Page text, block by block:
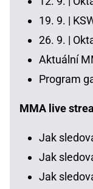
19. 9. |
26. 9. |
Aktuální
Program
MMA live
Jak
Jak
Jak